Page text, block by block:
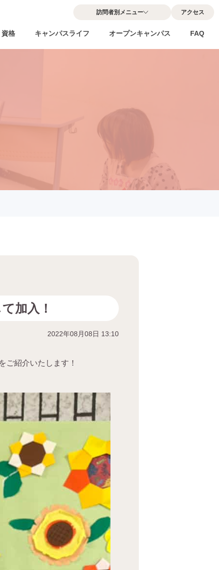
資格 キャンパスライフ オープンキャンパス FAQ
訪問者別メニュー アクセス
加入！
2022年08月08日 13:10
ご紹介いたします！